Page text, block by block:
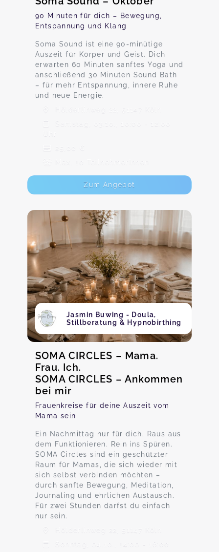
90 Minuten für dich – Bewegung,
Entspannung und Klang
Soma Sound ist eine 90-minütige
Auszeit für Körper und Geist. Dich
erwarten 60 Minuten sanftes Yoga und
anschließend 30 Minuten Sound Bath
– für mehr Entspannung, innere Ruhe
und neue Energie.
Hölderlinweg 22, 51147 Köln
Samstag, 03.10., 10:00 - 12:00
25,00 €
Max. 10 TeilnehmerInnen
Zum Angebot
Jasmin Buwing - Doula,
Stillberatung & Hypnobirthing
SOMA CIRCLES – Mama.
Frau. Ich.
SOMA CIRCLES – Ankommen
bei mir
Frauenkreise für deine Auszeit vom
Mama sein
Ein Nachmittag nur für dich. Raus aus
dem Funktionieren. Rein ins Spüren.
SOMA Circles sind ein geschützter
Raum für Mamas, die sich wieder mit
sich selbst verbinden möchten –
durch sanfte Bewegung, Meditation,
Journaling und ehrlichen Austausch.
Für zwei Stunden darfst du einfach
nur sein.
Hölderlinweg 22, 51147 Köln
Sonntag, 04.10., 14:00 - 16:00